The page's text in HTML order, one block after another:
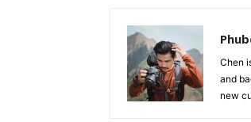
Chen
and
new